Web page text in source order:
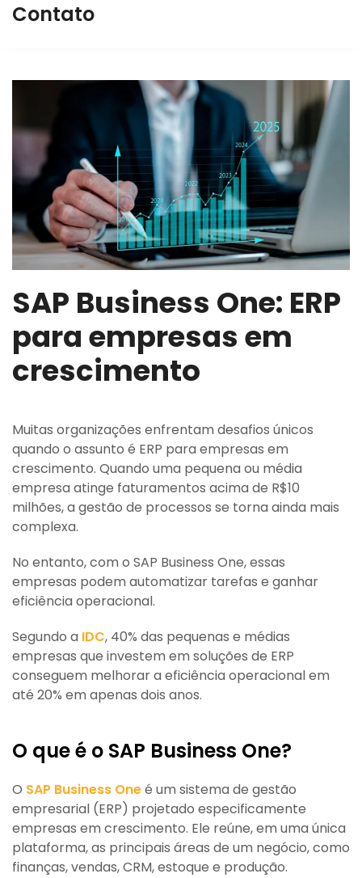
Contato
SAP Business One: ERP
para empresas em
crescimento
Muitas organizações enfrentam desafios únicos
quando o assunto é ERP para empresas em
crescimento. Quando uma pequena ou média
empresa atinge faturamentos acima de R$10
milhões, a gestão de processos se torna ainda mais
complexa.
No entanto, com o SAP Business One, essas
empresas podem automatizar tarefas e ganhar
eficiência operacional.
Segundo a IDC, 40% das pequenas e médias
empresas que investem em soluções de ERP
conseguem melhorar a eficiência operacional em
até 20% em apenas dois anos.
O que é o SAP Business One?
O SAP Business Oneé um sistema de gestão
empresarial (ERP) projetado especificamente
empresas em crescimento. Ele reúne, em uma única
plataforma, as principais áreas de um negócio, como
finanças, vendas, CRM, estoque e produção.